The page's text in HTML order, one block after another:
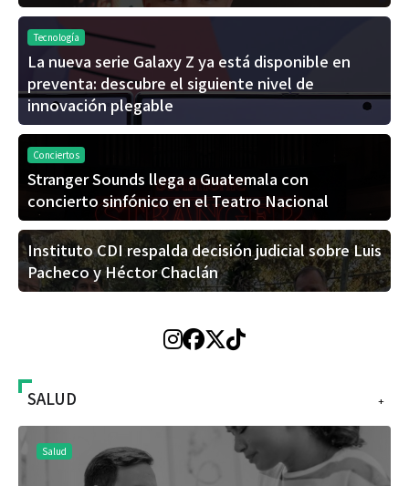
Tecnología
La nueva serie Galaxy Z ya está disponible en
preventa: descubre el siguiente nivel de
innovación plegable
Conciertos
Stranger Sounds llega a Guatemala con
concierto sinfónico en el Teatro Nacional
Instituto CDI respalda decisión judicial sobre Luis
Pacheco y Héctor Chaclán
+
SALUD
Salud